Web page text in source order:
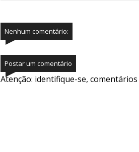
Nenhum comentário:
Postar um comentário
Atenção: identifique-se,